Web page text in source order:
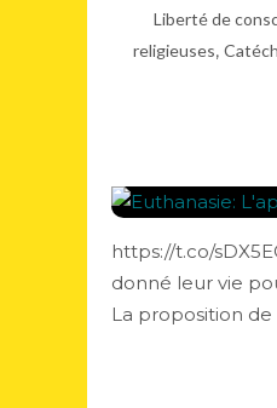
Liberté de
religieuses,
https://t.co/
donné leur vie
La proposition de